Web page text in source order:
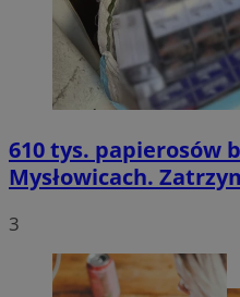
610 tys. papierosów
Mysłowicach.
3